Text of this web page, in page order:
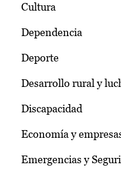
Cultura
Dependencia
Deporte
Desarrollo rural y
Discapacidad
Economía y
Emergencias y